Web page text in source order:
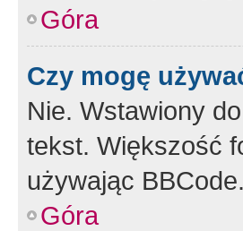
Góra
Czy mogę
Nie. Wstawiony
tekst. Większość
używając BBCode.
Góra